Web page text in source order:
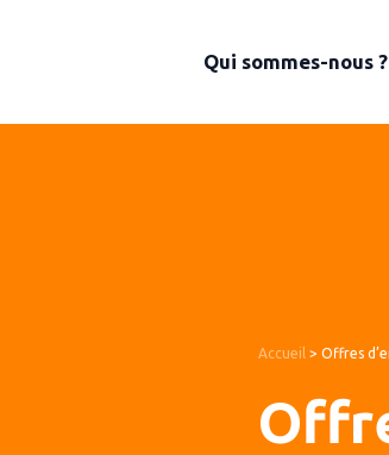
Qui sommes-nous ?
Accueil > Offres